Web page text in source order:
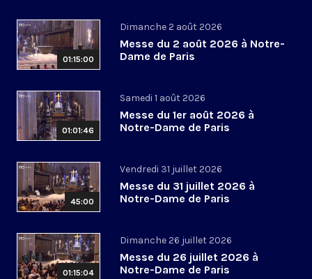
01:15:00
Dimanche 2 août 2026
Messe du 2 août 2026 à Notre-
Dame de Paris
01:01:46
Samedi 1 août 2026
Messe du 1er août 2026 à
Notre-Dame de Paris
45:00
Vendredi 31 juillet 2026
Messe du 31 juillet 2026 à
Notre-Dame de Paris
01:15:04
Dimanche 26 juillet 2026
Messe du 26 juillet 2026 à
Notre-Dame de Paris